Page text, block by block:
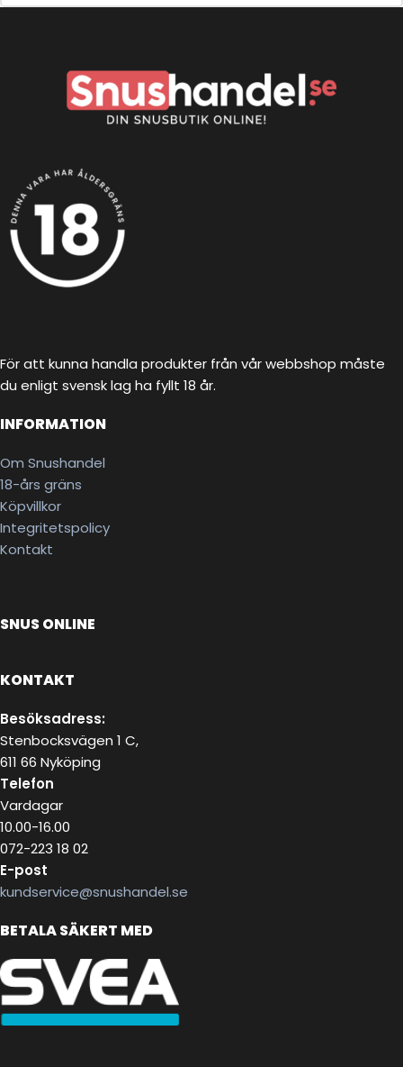
För att kunna handla produkter från vår webbshop måste
du enligt svensk lag ha fyllt 18 år.
INFORMATION
Om Snushandel
18-års gräns
Köpvillkor
Integritetspolicy
Kontakt
SNUS ONLINE
KONTAKT
Besöksadress:
Stenbocksvägen 1 C,
611 66 Nyköping
Telefon
Vardagar
10.00-16.00
072-223 18 02
E-post
kundservice@snushandel.se
BETALA SÄKERT MED